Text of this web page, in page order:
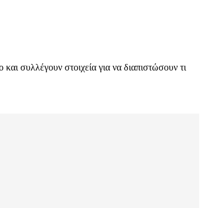
συλλέγουν στοιχεία για να διαπιστώσουν τι